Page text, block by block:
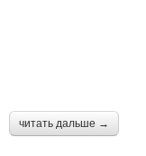
читать дальше →